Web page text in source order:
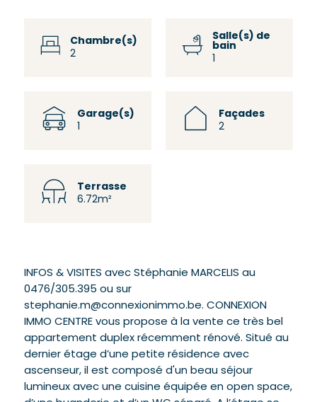
Chambre(s)
2
Salle(s) de
bain
Garage(s)
Façades
2
Terrasse
6.72m²
INFOS & VISITES avec Stéphanie MARCELIS au
0476/305.395 ou sur
stephanie.m@connexionimmo.be. CONNEXION
IMMO CENTRE vous propose à la vente ce très bel
appartement duplex récemment rénové. Situé au
dernier étage d’une petite résidence avec
ascenseur, il est composé d'un beau séjour
lumineux avec une cuisine équipée en open space,